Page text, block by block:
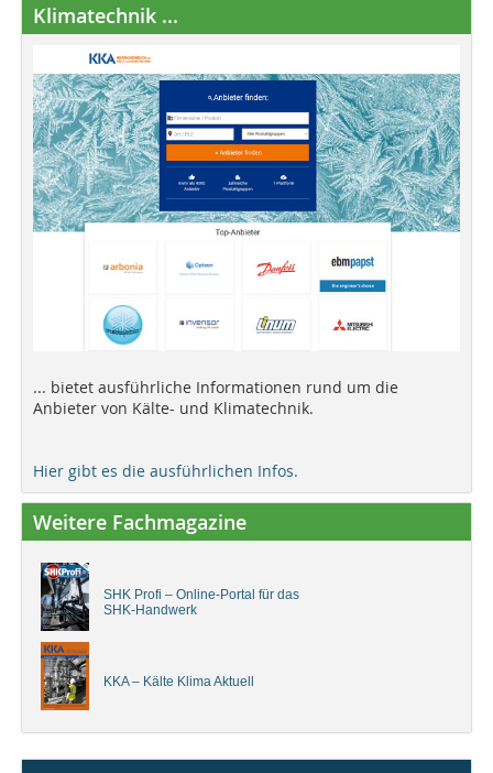
Klimatechnik ...
... bietet ausführliche Informationen rund um die
Anbieter von Kälte- und Klimatechnik.
Hier gibt es die ausführlichen Infos.
Weitere Fachmagazine
SHK Profi – Online-Portal für das
SHK-Handwerk
KKA – Kälte Klima Aktuell